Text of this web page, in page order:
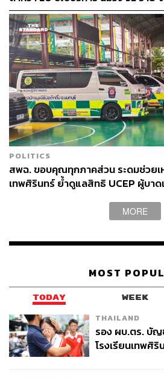
POLITICS
สพฉ. ขอบคุณทุกภาคส่วน ระดมช่วยเ
เทพศิรินทร์ ย้ำดูแลสิทธิ UCEP ผู้บาด
MORE
MOST
TODAY WEEK
THAILAND
รอง ผบ.ตร. บัญ
โรงเรียนเทพศิ